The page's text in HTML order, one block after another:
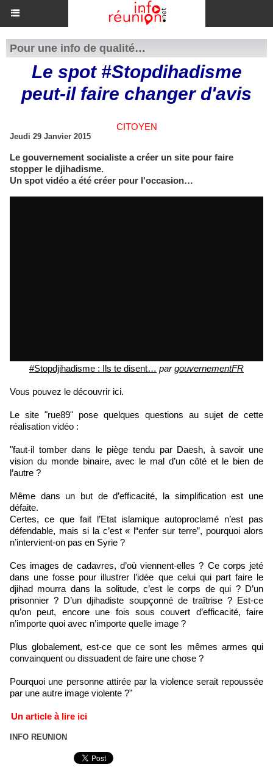
Pour une info de qualité…
Le spot #Stopdihadisme
peut-il faire changer d'avis
CITOYEN
Jeudi 29 Janvier 2015
Le gouvernement socialiste a créer un site pour faire
stopper le djihadisme.
Un spot vidéo a été créer pour l'occasion…
#Stopdjihadisme : Ils te disent… pargouvernementFR
Vous pouvez le découvrir ici.
Le site "rue89" pose quelques questions au sujet de cette
réalisation vidéo :
"faut-il tomber dans le piège tendu par Daesh, à savoir une
vision du monde binaire, avec le mal d’un côté et le bien de
l’autre ?
Même dans un but de d’efficacité, la simplification est une
défaite.
Certes, ce que fait l’Etat islamique autoproclamé n’est pas
défendable, mais si la c’est « l“enfer sur terre”, pourquoi alors
n’intervient-on pas en Syrie ?
Ces images de cadavres, d’où viennent-elles ? Ce corps jeté
dans une fosse pour illustrer l’idée que celui qui part faire le
djihad mourra dans la solitude, c’est le corps de qui ? D’un
prisonnier ? D’un djihadiste soupçonné de traîtrise ? Est-ce
qu’on peut, encore une fois sous couvert d’efficacité, faire
n’importe quoi avec n’importe quelle image ?
Plus globalement, est-ce que ce sont les mêmes armes qui
convainquent ou dissuadent de faire une chose ?
Pourquoi une personne attirée par la violence serait repoussée
par une autre image violente ?"
Un article à lire ici
INFO REUNION